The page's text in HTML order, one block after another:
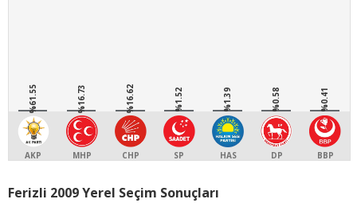
%61.55
AKP
%16.73
MHP
%16.62
CHP
%1.52
SP
%1.39
HAS
%0.58
DP
%0.41
BBP
Ferizli 2009 Yerel Seçim Sonuçları